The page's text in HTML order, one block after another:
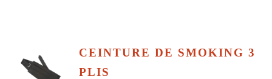
CEINTURE DE SMOKING 3
PLIS